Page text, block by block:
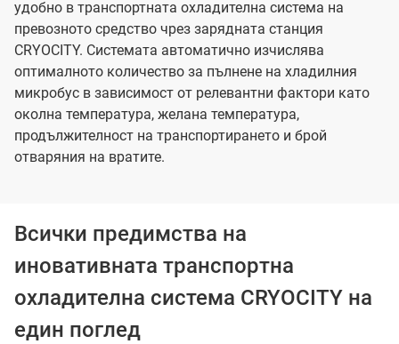
удобно в транспортната охладителна система на
превозното средство чрез зарядната станция
CRYOCITY. Системата автоматично изчислява
оптималното количество за пълнене на хладилния
микробус в зависимост от релевантни фактори като
околна температура, желана температура,
продължителност на транспортирането и брой
отваряния на вратите.
Всички предимства на
иновативната транспортна
охладителна система CRYOCITY на
един поглед